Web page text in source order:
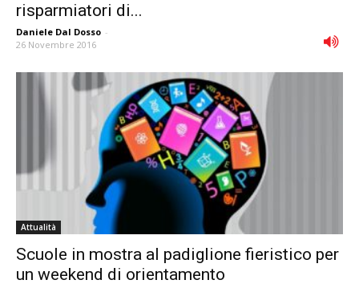
risparmiatori di...
Daniele Dal Dosso -
26 Novembre 2016
Attualità
Scuole in mostra al padiglione fieristico per
un weekend di orientamento